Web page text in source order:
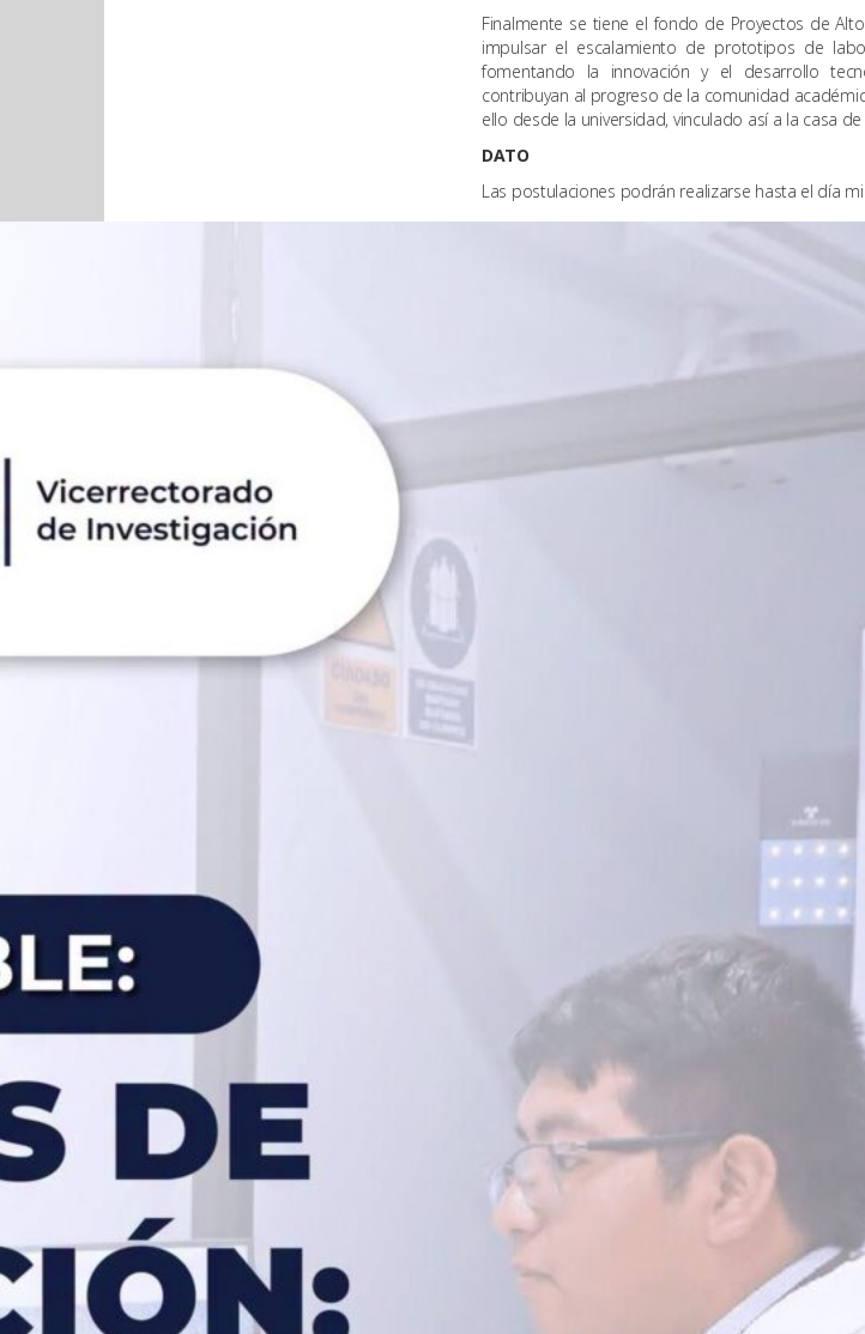
Finalmente se tiene el fondo de Proyectos de
impulsar el escalamiento de prototipos de
fomentando la innovación y el desarrollo
contribuyan al progreso de la comunidad
ello desde la universidad, vinculado así a la casa
DATO
Las postulaciones podrán realizarse hasta el día